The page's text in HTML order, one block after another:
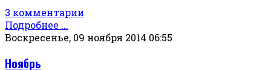
3 комментарии
Подробнее ...
Воскресенье, 09 ноября 2014 06:55
Ноябрь